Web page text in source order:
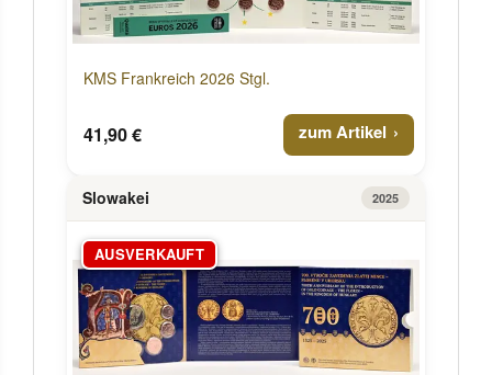
KMS Frankreich 2026 Stgl.
41,90 € zum Artikel
Slowakei 2025
AUSVERKAUFT